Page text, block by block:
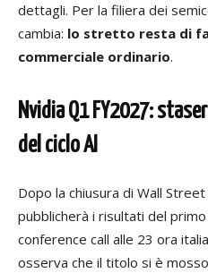
dettagli. Per la filiera dei
cambia: lo stretto resta di
commerciale ordinario.
Nvidia Q1 FY2027:
del ciclo AI
Dopo la chiusura di Wall
pubblicherà i risultati del
conference call alle 23 ora
osserva che il titolo si è